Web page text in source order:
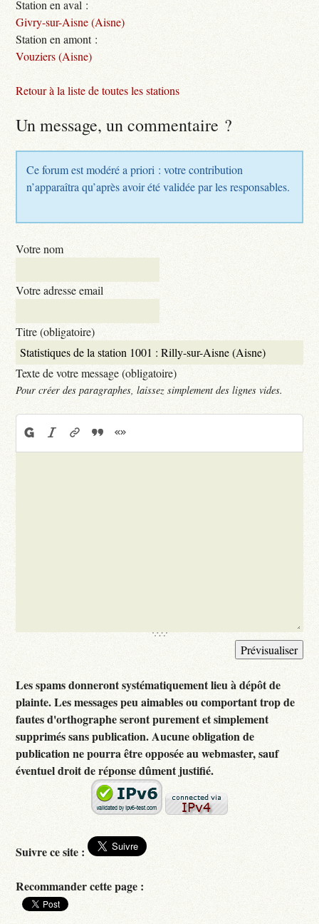
Station en aval :
Givry-sur-Aisne (Aisne)
Station en amont :
Vouziers (Aisne)
Retour à la liste de toutes les stations
Un message, un commentaire ?
Ce forum est modéré a priori : votre contribution
n’apparaîtra qu’après avoir été validée par les responsables.
Votre nom
Votre adresse email
Titre (obligatoire)
Texte de votre message (obligatoire)
Pour créer des paragraphes, laissez simplement des lignes vides.
Les spams donneront systématiquement lieu à dépôt de
plainte. Les messages peu aimables ou comportant trop de
fautes d'orthographe seront purement et simplement
supprimés sans publication. Aucune obligation de
publication ne pourra être opposée au webmaster, sauf
éventuel droit de réponse dûment justifié.
Suivre ce site :
Recommander cette page :